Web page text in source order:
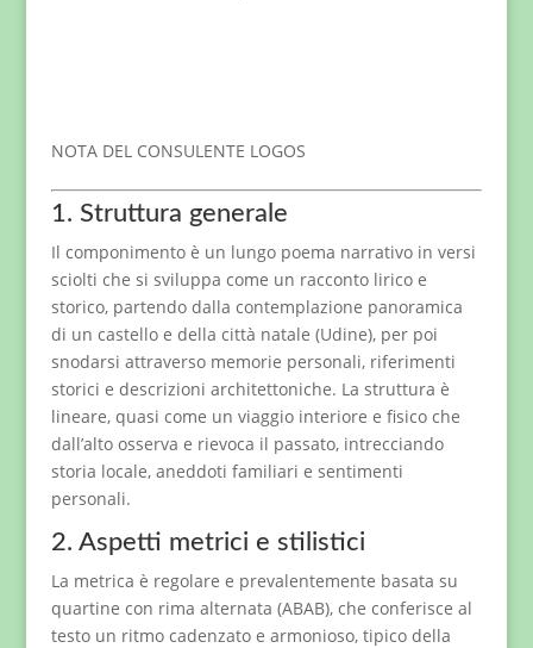
NOTA DEL CONSULENTE LOGOS
1. Struttura generale
Il componimento è un lungo poema narrativo in versi
sciolti che si sviluppa come un racconto lirico e
storico, partendo dalla contemplazione panoramica
di un castello e della città natale (Udine), per poi
snodarsi attraverso memorie personali, riferimenti
storici e descrizioni architettoniche. La struttura è
lineare, quasi come un viaggio interiore e fisico che
dall’alto osserva e rievoca il passato, intrecciando
storia locale, aneddoti familiari e sentimenti
personali.
2. Aspetti metrici e stilistici
La metrica è regolare e prevalentemente basata su
quartine con rima alternata (ABAB), che conferisce al
testo un ritmo cadenzato e armonioso, tipico della